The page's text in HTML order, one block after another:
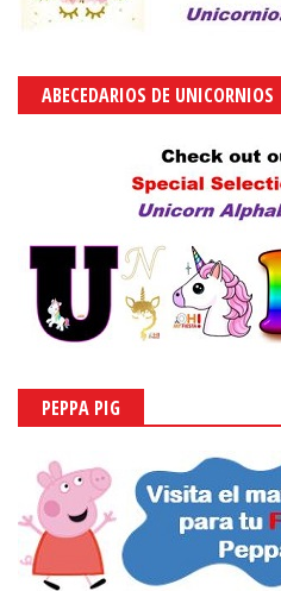
ABECEDARIOS DE UNICORNIOS
PEPPA PIG